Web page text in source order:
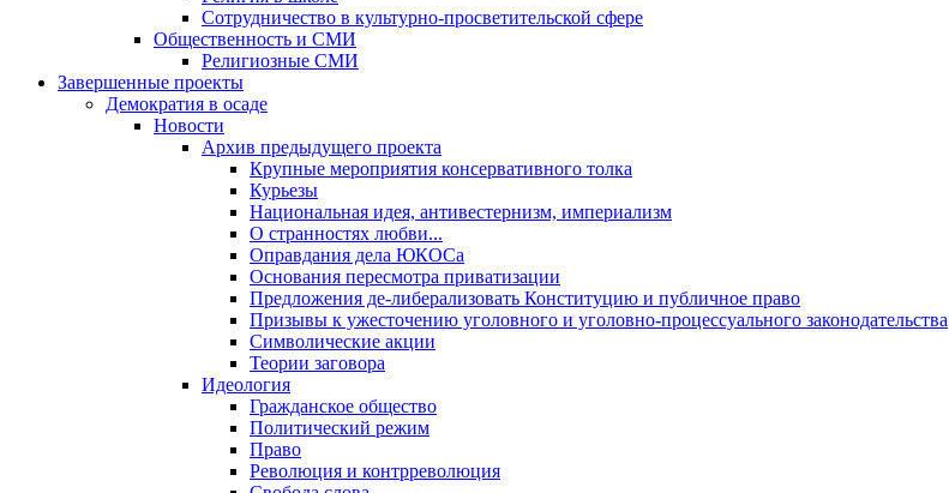
Сотрудничество в культурно-просветительской сфере
Общественность и СМИ
Религиозные СМИ
Завершенные проекты
Демократия в осаде
Новости
Архив предыдущего проекта
Крупные мероприятия консервативного толка
Курьезы
Национальная идея, антивестернизм, империализм
О странностях любви...
Оправдания дела ЮКОСа
Основания пересмотра приватизации
Предложения де-либерализовать Конституцию и публичное право
Призывы к ужесточению уголовного и уголовно-процессуального законодательства
Символические акции
Теории заговора
Идеология
Гражданское общество
Политический режим
Право
Революция и контрреволюция